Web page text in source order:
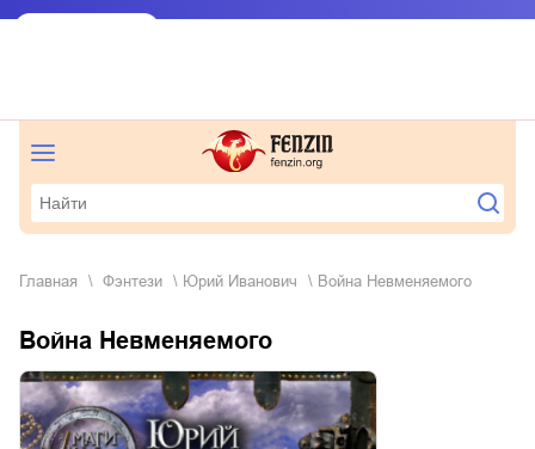
Главная фэнтези Юрий Иванович Война Невменяемого
Война Невменяемого